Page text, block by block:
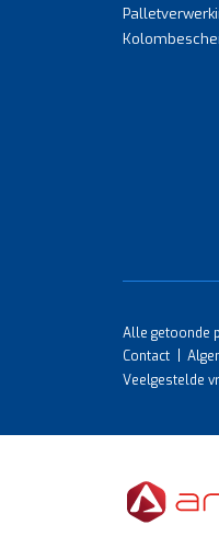
Alle getoonde
Contact
Veelgestelde